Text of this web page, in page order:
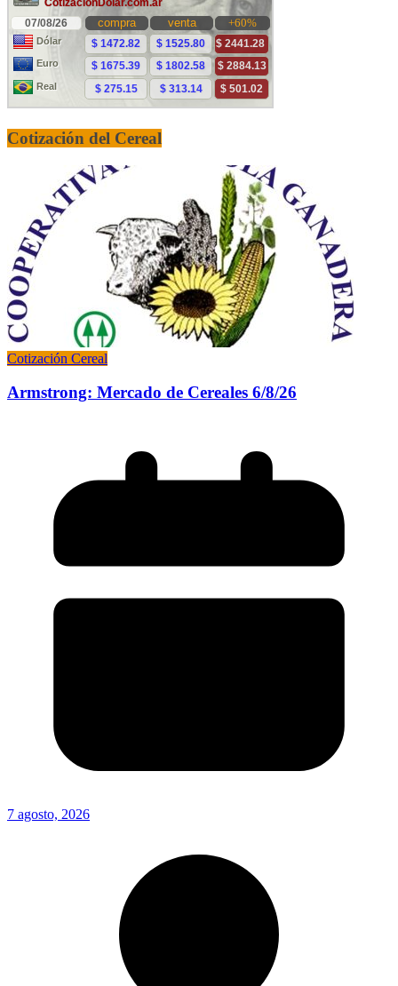
Cotización del Cereal
Cotización Cereal
Armstrong: Mercado de Cereales 6/8/26
7 agosto, 2026